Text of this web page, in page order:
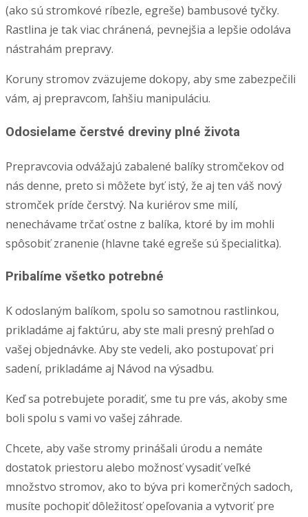
(ako sú stromkové ríbezle, egreše) bambusové tyčky.
Rastlina je tak viac chránená, pevnejšia a lepšie odoláva
nástrahám prepravy.
Koruny stromov zväzujeme dokopy, aby sme zabezpečili
vám, aj prepravcom, ľahšiu manipuláciu.
Odosielame čerstvé dreviny plné života
Prepravcovia odvážajú zabalené balíky stromčekov od
nás denne, preto si môžete byť istý, že aj ten váš nový
stromček príde čerstvý. Na kuriérov sme milí,
nenechávame trčať ostne z balíka, ktoré by im mohli
spôsobiť zranenie (hlavne také egreše sú špecialitka).
Pribalíme všetko potrebné
K odoslaným balíkom, spolu so samotnou rastlinkou,
prikladáme aj faktúru, aby ste mali presný prehľad o
vašej objednávke. Aby ste vedeli, ako postupovať pri
sadení, prikladáme aj Návod na výsadbu.
Keď sa potrebujete poradiť, sme tu pre vás, akoby sme
boli spolu s vami vo vašej záhrade.
Chcete, aby vaše stromy prinášali úrodu a nemáte
dostatok priestoru alebo možnosť vysadiť veľké
množstvo stromov, ako to býva pri komerčných sadoch,
musíte pochopiť dôležitosť opeľovania a vytvoriť pre